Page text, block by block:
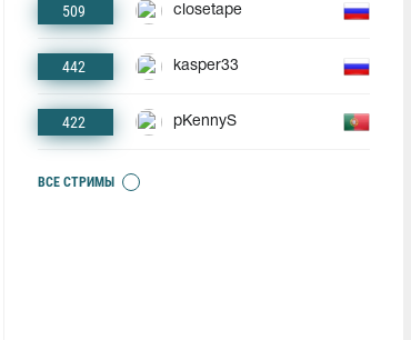
509 closetape
442 kasper33
422 pKennyS
ВСЕ СТРИМЫ